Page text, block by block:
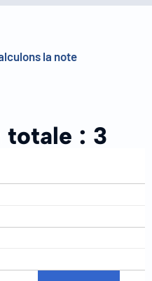
la note
totale : 3